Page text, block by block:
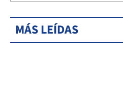
MÁS LEÍDAS